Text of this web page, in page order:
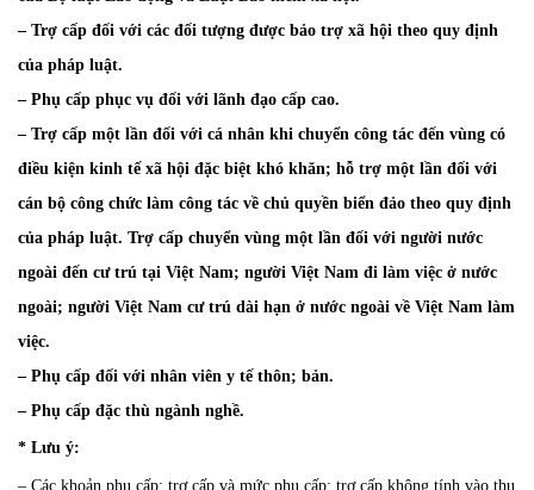
– Trợ cấp đối với các đối tượng được bảo trợ xã hội theo quy định
của pháp luật.
– Phụ cấp phục vụ đối với lãnh đạo cấp cao.
– Trợ cấp một lần đối với cá nhân khi chuyển công tác đến vùng có
điều kiện kinh tế xã hội đặc biệt khó khăn; hỗ trợ một lần đối với
cán bộ công chức làm công tác về chủ quyền biển đảo theo quy định
của pháp luật. Trợ cấp chuyển vùng một lần đối với người nước
ngoài đến cư trú tại Việt Nam; người Việt Nam đi làm việc ở nước
ngoài; người Việt Nam cư trú dài hạn ở nước ngoài về Việt Nam làm
việc.
– Phụ cấp đối với nhân viên y tế thôn; bản.
– Phụ cấp đặc thù ngành nghề.
* Lưu ý:
– Các khoản phụ cấp; trợ cấp và mức phụ cấp; trợ cấp không tính vào thu